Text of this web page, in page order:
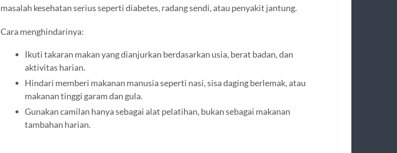
masalah kesehatan serius seperti diabetes, radang sendi, atau penyakit jantung.
Cara menghindarinya:
Ikuti takaran makan yang dianjurkan berdasarkan usia, berat badan, dan
aktivitas harian.
Hindari memberi makanan manusia seperti nasi, sisa daging berlemak, atau
makanan tinggi garam dan gula.
Gunakan camilan hanya sebagai alat pelatihan, bukan sebagai makanan
tambahan harian.